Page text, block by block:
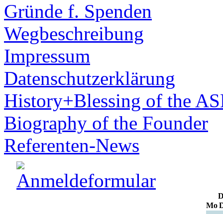
Gründe f. Spenden
Wegbeschreibung
Impressum
Datenschutzerklärung
History+Blessing of the
Biography of the Founder
Referenten-News
Mo